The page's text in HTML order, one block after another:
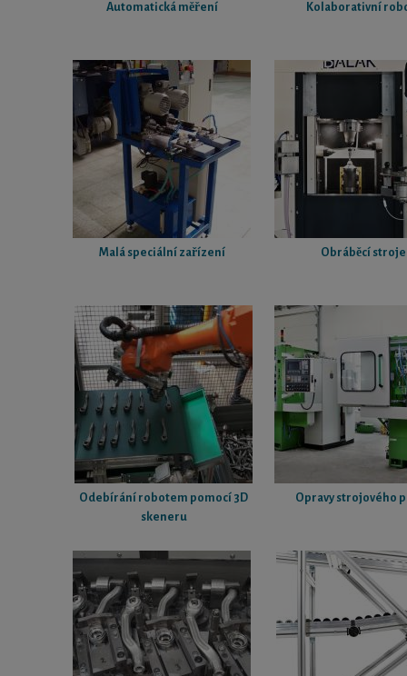
Automatická měření Kolaborativní
Malá speciální zařízení Obráběcí stroje
Odebírání robotem pomocí 3D
skeneru
Opravy strojového